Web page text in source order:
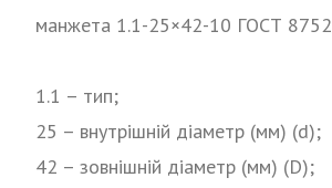
манжета 1.1-25×42-10 ГОСТ
1.1 – тип;
25 – внутрішній діаметр (мм) (d);
42 – зовнішній діаметр (мм) (D);